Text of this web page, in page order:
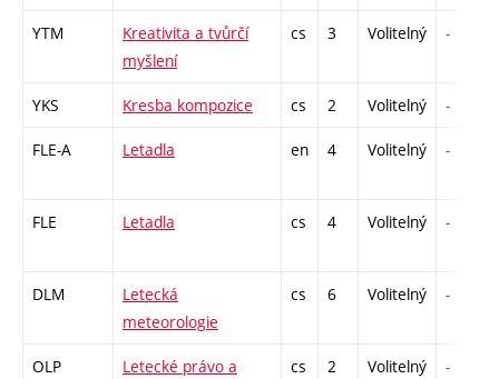
YTM
Kreativita a tvůrčí
myšlení
cs 3 Volitelný -
YKS Kresba kompozice cs 2 Volitelný -
FLE-A Letadla en 4 Volitelný -
FLE Letadla cs 4 Volitelný -
DLM
Letecká
meteorologie
cs 6 Volitelný -
OLP
Letecké právo a
cs 2 Volitelný -